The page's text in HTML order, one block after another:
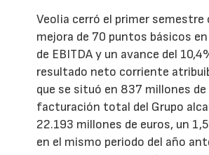
Veolia cerró el primer semestre
mejora de 70 puntos básicos
de EBITDA y un avance del
resultado neto corriente
que se situó en 837 millones de
facturación total del Grupo
22.193 millones de euros, un
en el mismo periodo del año